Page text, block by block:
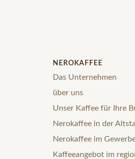
NEROKAFFEE
Das Unternehmen
über uns
Unser Kaffee für Ihre
Nerokaffee in der
Nerokaffee im
Kaffeeangebot im